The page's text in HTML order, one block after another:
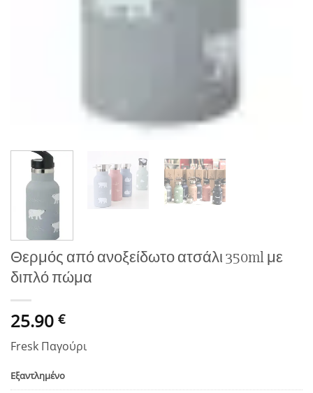
Θερμός από ανοξείδωτο ατσάλι 350ml με
διπλό πώμα
25.90 €
Fresk Παγούρι
Εξαντλημένο